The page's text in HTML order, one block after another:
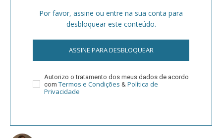
Por favor, assine ou entre na sua conta para
desbloquear este conteúdo.
ASSINE PARA DESBLOQUEAR
Autorizo o tratamento dos meus dados de acordo
com Termos e Condições & Política de
Privacidade